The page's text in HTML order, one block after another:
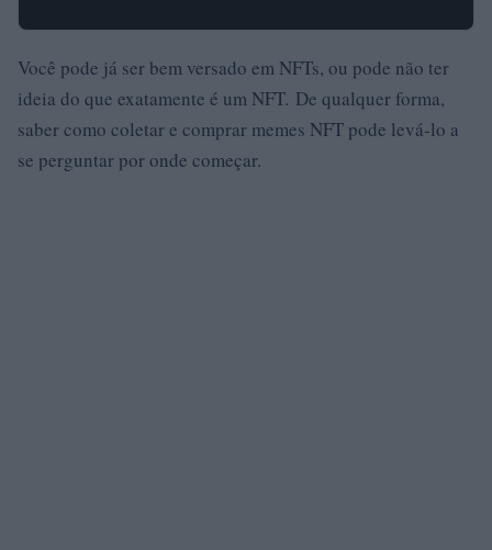
Você pode já ser bem versado em NFTs, ou pode não ter
ideia do que exatamente é um NFT. De qualquer forma,
saber como coletar e comprar memes NFT pode levá-lo a
se perguntar por onde começar.